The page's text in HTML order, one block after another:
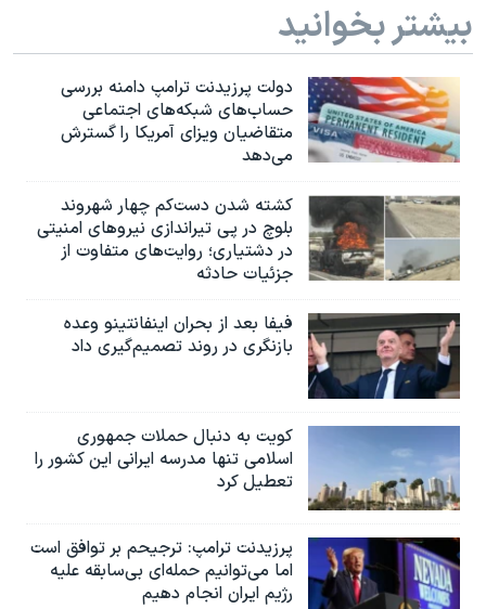
بیشتر بخوانید
دولت پرزیدنت ترامپ دامنه بررسی
حساب‌های شبکه‌های اجتماعی
متقاضیان ویزای آمریکا را گسترش
می‌دهد
کشته شدن دست‌کم چهار شهروند
بلوچ در پی تیراندازی نیروهای امنیتی
در دشتیاری؛ روایت‌های متفاوت از
جزئیات حادثه
فیفا بعد از بحران اینفانتینو وعده
بازنگری در روند تصمیم‌گیری داد
کویت به دنبال حملات جمهوری
اسلامی تنها مدرسه ایرانی این کشور را
تعطیل کرد
پرزیدنت ترامپ: ترجیحم بر توافق است
اما می‌توانیم حمله‌ای بی‌سابقه علیه
رژیم ایران انجام دهیم